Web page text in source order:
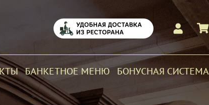
БАНКЕТНОЕ МЕНЮ БОНУСНАЯ СИСТЕМА